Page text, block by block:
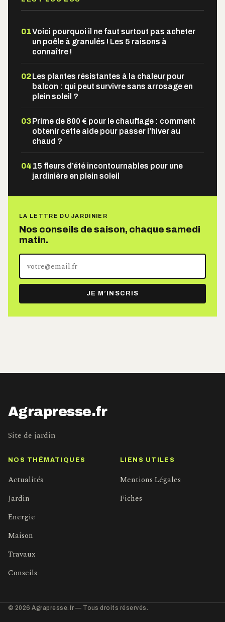
01Voici pourquoi il ne faut surtout pas acheter
un poêle à granulés ! Les 5 raisons à
connaître !
02Les plantes résistantes à la chaleur pour
balcon : qui peut survivre sans arrosage en
plein soleil ?
03Prime de 800 € pour le chauffage : comment
obtenir cette aide pour passer l’hiver au
chaud ?
04 15 fleurs d’été incontournables pour une
jardinière en plein soleil
LA LETTRE DU JARDINIER
Nos conseils de saison, chaque samedi
matin.
Votre
adresse
e-
mail
JE M’INSCRIS
Agrapresse.fr
Site de jardin
NOS THÉMATIQUES
Actualités
Jardin
Energie
Maison
Travaux
Conseils
LIENS UTILES
Mentions Légales
Fiches
© 2026 Agrapresse.fr — Tous droits réservés.